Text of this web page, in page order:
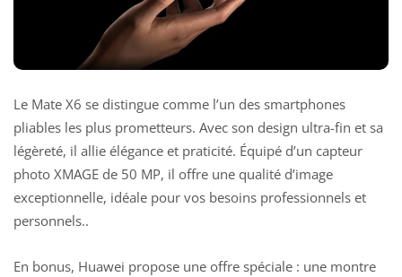
Le Mate X6 se distingue comme l’un des smartphones
pliables les plus prometteurs. Avec son design ultra-fin et sa
légèreté, il allie élégance et praticité. Équipé d’un capteur
photo XMAGE de 50 MP, il offre une qualité d’image
exceptionnelle, idéale pour vos besoins professionnels et
personnels..
En bonus, Huawei propose une offre spéciale : une montre